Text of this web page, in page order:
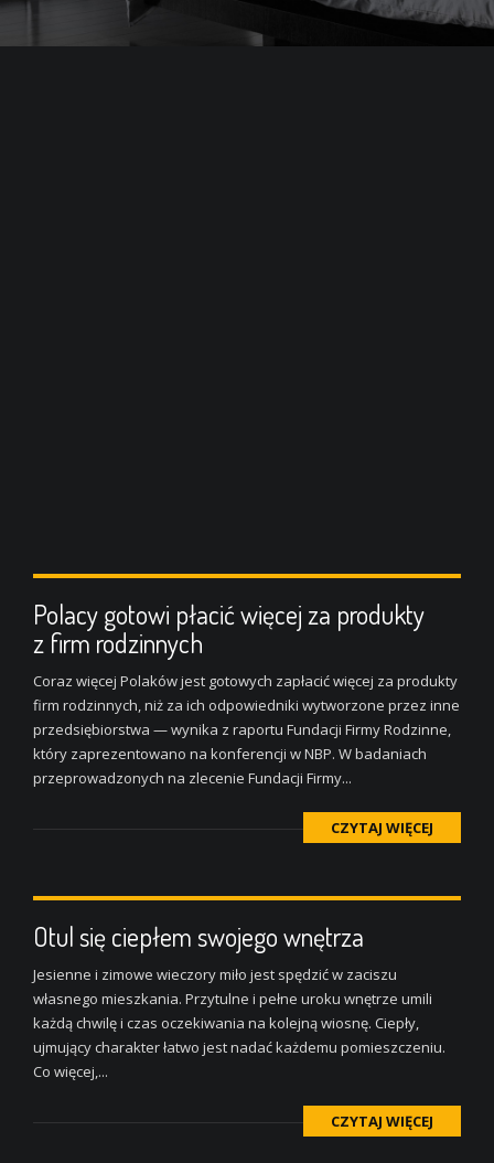
Polacy gotowi płacić więcej za produkty
z firm rodzinnych
Coraz więcej Polaków jest gotowych zapłacić więcej za produkty
firm rodzinnych, niż za ich odpowiedniki wytworzone przez inne
przedsiębiorstwa — wynika z raportu Fundacji Firmy Rodzinne,
który zaprezentowano na konferencji w NBP. W badaniach
przeprowadzonych na zlecenie Fundacji Firmy...
CZYTAJ WIĘCEJ
Otul się ciepłem swojego wnętrza
Jesienne i zimowe wieczory miło jest spędzić w zaciszu
własnego mieszkania. Przytulne i pełne uroku wnętrze umili
każdą chwilę i czas oczekiwania na kolejną wiosnę. Ciepły,
ujmujący charakter łatwo jest nadać każdemu pomieszczeniu.
Co więcej,...
CZYTAJ WIĘCEJ